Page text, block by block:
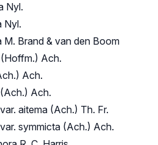
Nyl.
Nyl.
M. Brand & van den Boom
Ach.
Ach.
Ach.
aitema (Ach.) Th. Fr.
symmicta (Ach.) Ach.